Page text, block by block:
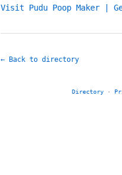
Visit Pudu Poop Maker |
← Back to directory
Directory ·